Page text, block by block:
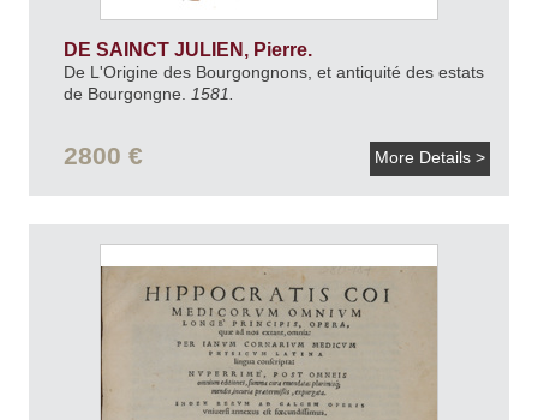
DE SAINCT JULIEN, Pierre.
De L'Origine des Bourgongnons, et antiquité des estats
de Bourgongne.
1581.
2800 € More Details >